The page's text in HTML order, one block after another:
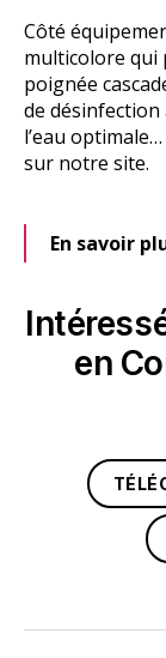
Côté
multicolore qui
poignée
de désinfection
l’eau
sur notre site.
En savoir
en